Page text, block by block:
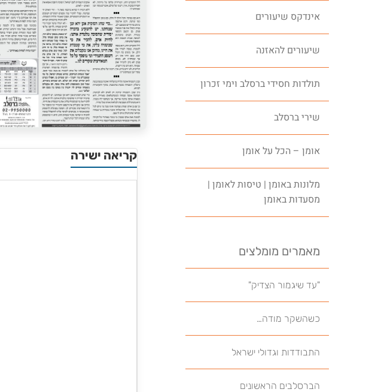
אינדקס שיעורים
שיעורים להאזנה
תולדות חסידי ברסלב וימי זכרון
שירי ברסלב
אומן – הכל על אומן
מלונות באומן | טיסות לאומן |
מסעדות באומן
מאמרים מומלצים
"עד שיגמור הצדיק"
כשהשקר מודה…
התבודדות וגדולי ישראל
הברסלבים הראשונים
קריאה ישירה